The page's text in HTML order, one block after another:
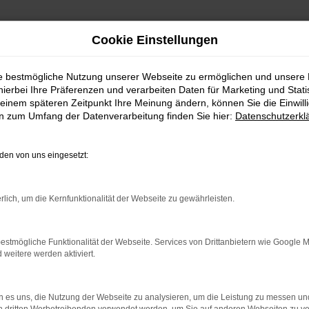
Lieferservice
Rain am Lech
Stadtverkehrs von Rain am Lech oder auf
mit welchen Extras und welcher Ausstattung Sie
in Rain am Lech sind auf Wunsch so individuell wie
Beratung wünschen. Wir sind seit vielen Jahren
Cookie Einstellungen
bestmögliche Nutzung unserer Webseite zu ermöglichen und unsere
Ihre Präferenzen und verarbeiten Daten für Marketing und
späteren Zeitpunkt Ihre Meinung ändern, können Sie die
zum Umfang der Datenverarbeitung finden Sie hier:
von uns eingesetzt:
um die Kernfunktionalität der Webseite zu gewährleisten.
Funktionalität der Webseite. Services von Drittanbietern wie Google
weitere werden aktiviert.
es uns, die Nutzung der Webseite zu analysieren, um die Leistung zu messen